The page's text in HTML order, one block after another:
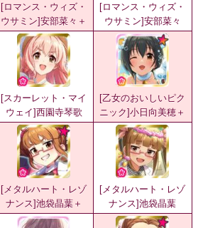
[ロマンス・ウィズ・
ウサミン]安部菜々＋
[ロマンス・ウィズ・
ウサミン]安部菜々
[スカーレット・マイ
ウェイ]西園寺琴歌
[乙女のおいしいピク
ニック]小日向美穂＋
[メタルハート・レゾ
ナンス]池袋晶葉＋
[メタルハート・レゾ
ナンス]池袋晶葉